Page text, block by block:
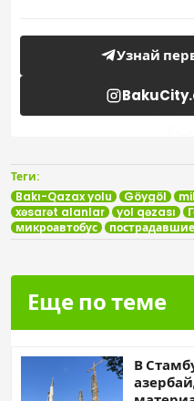
Узнай
Теги:
Bakı-Qazax yolu
Göygöl
xəsarət alanlar
yol qəzası
микроавтобус
пострадавшие
Еще по теме
В